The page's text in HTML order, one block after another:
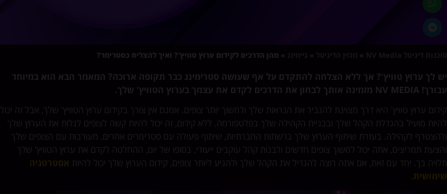
»
»
» מהן הדרכים לקידום ערוץ טוויץ'? ואיך להצליח כסטרימר?
יש לך ערוץ טוויץ'? אך ללא הצלחה להתקדם על אף שעושה סטרימינג כבר תקופה ארוכה? המאמר הבא הוא במיוחד
עבורך! NV MEDIA מזמינה אותך לבחון את הדרכים לקדם את עצמך בערוץ הטוויץ' שלך.
קידום ערוץ טוויץ' היא דרך מצוינת להגביר את הנראות שלך ולמשוך יותר צופים. אמנם אין צורך בקידום ערוץ הטוויץ' שלך, אבל זה יכול
להיות מועיל בהגדלת הקהל שלך ובבניית הקהילה שלך בפלטפורמה. ללא קידום, זה יכול להיות קשה לצופים לגלות את הערוץ שלך
ולהצטרף לקהילה. בעזרת שיתוף הערוץ שלך ברשתות החברתיות, שיתוף פעולה עם סטרימרים אחרים, מעורבות עם הצופים שלך
והצעת תמריצים, אתה יכול למשוך צופים חדשים ולבנות קהל עוקבים ייעודי. בסופו של יום, ההחלטה לקדם את ערוץ הטוויץ' שלך
תלויה בך. יחד עם זאת, אם אתה רוצה להגדיל את הקהל שלך ולהגיע ליותר צופים, קידום הערוץ שלך יכול להיות אסטרטגיה
שימושית.